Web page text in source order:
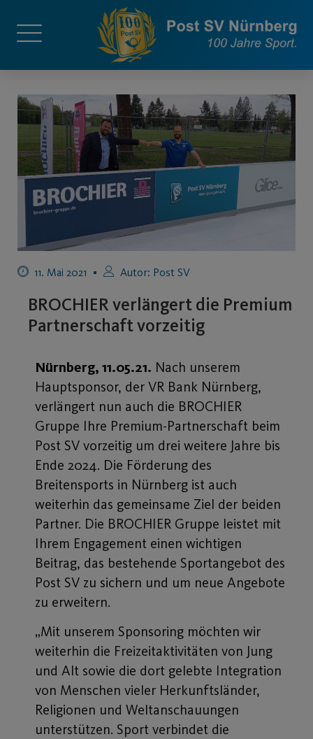
11. Mai 2021 Autor: Post SV
BROCHIER verlängert die Premium
Partnerschaft vorzeitig
Nürnberg, 11.05.21. Nach unserem
Hauptsponsor, der VR Bank Nürnberg,
verlängert nun auch die BROCHIER
Gruppe Ihre Premium-Partnerschaft beim
Post SV vorzeitig um drei weitere Jahre bis
Ende 2024. Die Förderung des
Breitensports in Nürnberg ist auch
weiterhin das gemeinsame Ziel der beiden
Partner. Die BROCHIER Gruppe leistet mit
Ihrem Engagement einen wichtigen
Beitrag, das bestehende Sportangebot des
Post SV zu sichern und um neue Angebote
zu erweitern.
„Mit unserem Sponsoring möchten wir
weiterhin die Freizeitaktivitäten von Jung
und Alt sowie die dort gelebte Integration
von Menschen vieler Herkunftsländer,
Religionen und Weltanschauungen
unterstützen. Sport verbindet die